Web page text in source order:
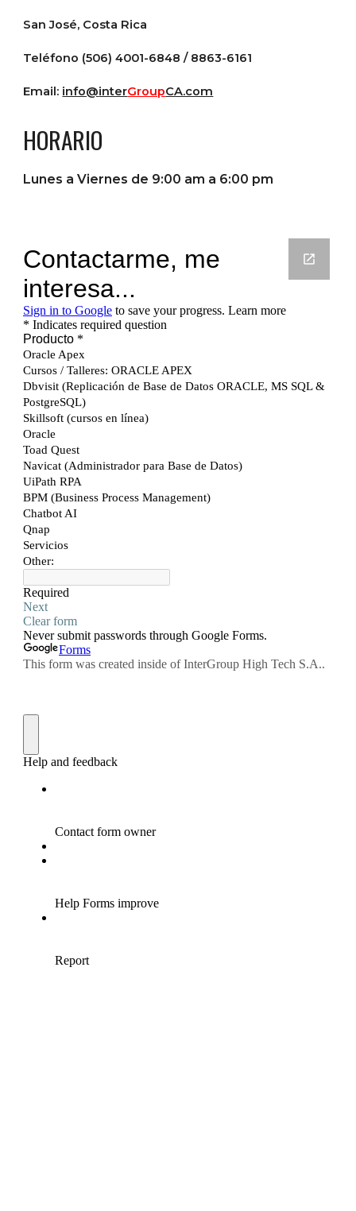
San José, Costa Rica
Teléfono (506) 4001-6848 / 8863-6161
Email: info@interGroupCA.com
HORARIO
Lunes a Viernes de 9:00 am a 6:00 pm